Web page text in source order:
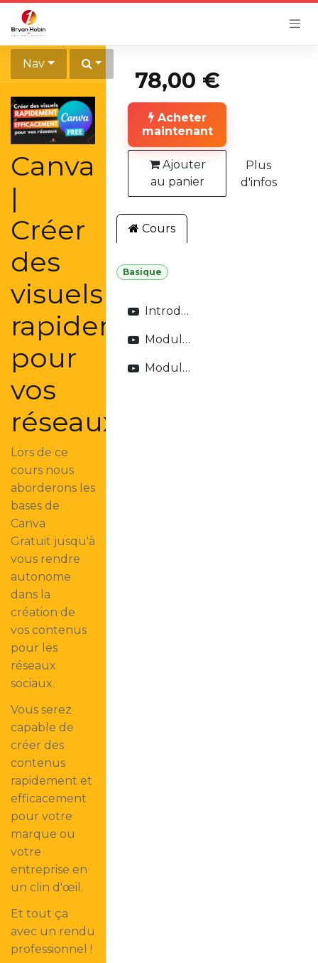
Se rendre au contenu
Nav
Canva
|
Créer
des
visuels
rapidement
pour
vos
réseaux
Lors de ce
cours nous
aborderons les
bases de
Canva
Gratuit jusqu'à
vous rendre
autonome
dans la
création de
vos contenus
pour les
réseaux
sociaux.
Vous serez
capable de
créer des
contenus
rapidement et
efficacement
pour votre
marque ou
votre
entreprise en
un clin d'œil.
Et tout ça
avec un rendu
professionnel !
78,00 €
Acheter
maintenant
Ajouter
au panier
Plus
d'infos
Cours
Basique
Introduction à la formation
Module 1 : Introduction à Canva Free
Module 2 : Les bases du design